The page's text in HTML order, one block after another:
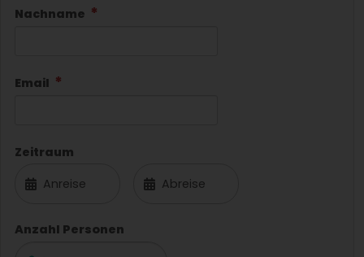
Nachname
Email
Zeitraum
Anzahl Personen